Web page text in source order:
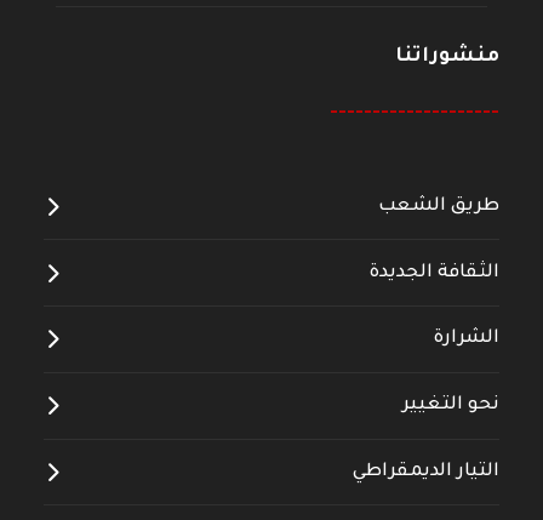
منشوراتنا
--------------------
طريق الشعب
الثقافة الجديدة
الشرارة
نحو التغيير
التيار الديمقراطي